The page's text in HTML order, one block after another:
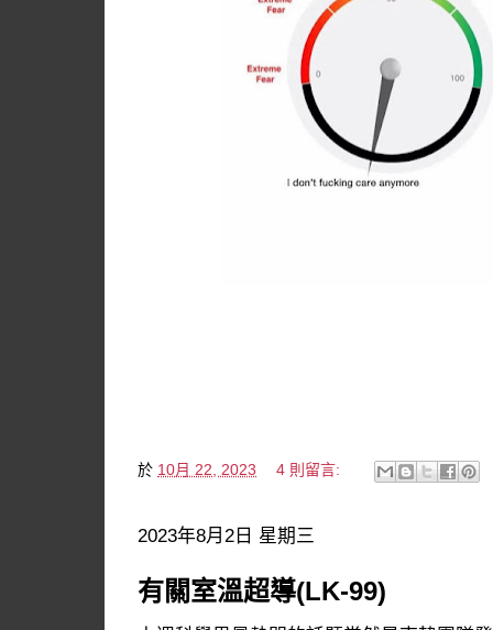
於 10月 22, 2023 4 則留言:
2023年8月2日 星期三
有關室溫超導(LK-99)